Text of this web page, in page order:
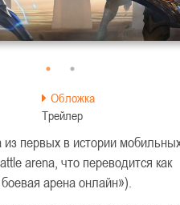
Обложка
Трейлер
первых в истории
arena, что переводится как
арена онлайн»).